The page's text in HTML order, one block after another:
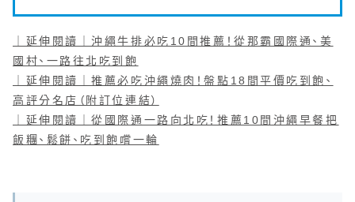
｜延伸閱讀｜沖繩牛排必吃10間推薦！從那霸國際通、美
國村、一路往北吃到飽
｜延伸閱讀｜推薦必吃沖繩燒肉！盤點18間平價吃到飽、
高評分名店（附訂位連結）
｜延伸閱讀｜從國際通一路向北吃！推薦10間沖繩早餐把
飯糰、鬆餅、吃到飽嚐一輪